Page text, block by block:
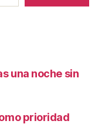
una noche sin
prioridad